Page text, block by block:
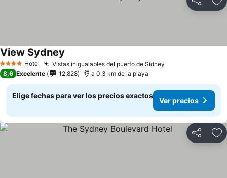
Compartir
4 EstrellasHotel Vistas inigualables del puerto de Sídney
View Sydney
8,6 Excelente 12.828 a 0.3 km de la playa
Elige fechas para ver los precios exactos
Ver precios
Compartir